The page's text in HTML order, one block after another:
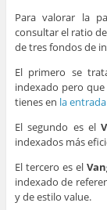
Para valorar la
consultar el ratio
de tres fondos de
El primero se
indexado pero
tienes en la
El segundo es el
indexados más
El tercero es el
indexado de
y de estilo value.